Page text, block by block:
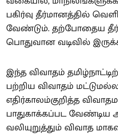
பகிர்வு தீர்மானத்தில்
வேண்டும். தற்போதைய
பொதுவான வடிவில்
இந்த விவாதம்
பற்றிய விவாதம்
எதிர்காலம்குறித்த
பாதுகாக்கப்பட
வலியுறுத்தும் விவாத